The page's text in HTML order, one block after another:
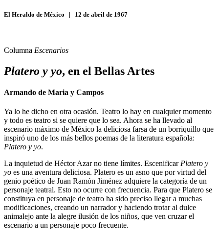
El Heraldo de México | 12 de abril de 1967
Columna Escenarios
Platero y yo, en el Bellas Artes
Armando de Maria y Campos
Ya lo he dicho en otra ocasión. Teatro lo hay en cualquier momento
y todo es teatro si se quiere que lo sea. Ahora se ha llevado al
escenario máximo de México la deliciosa farsa de un borriquillo que
inspiró uno de los más bellos poemas de la literatura española:
Platero y yo.
La inquietud de Héctor Azar no tiene límites. Escenificar Platero y
yo es una aventura deliciosa. Platero es un asno que por virtud del
genio poético de Juan Ramón Jiménez adquiere la categoría de un
personaje teatral. Esto no ocurre con frecuencia. Para que Platero se
constituya en personaje de teatro ha sido preciso llegar a muchas
modificaciones, creando un narrador y haciendo trotar al dulce
animalejo ante la alegre ilusión de los niños, que ven cruzar el
escenario a un personaje poco frecuente.